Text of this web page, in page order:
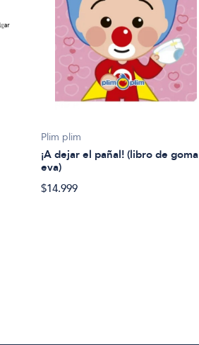
Plim plim
¡A dejar el pañal! (libro de goma
eva)
$14.999